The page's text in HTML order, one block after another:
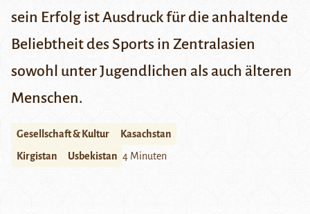
sein Erfolg ist Ausdruck für die anhaltende
Beliebtheit des Sports in Zentralasien
sowohl unter Jugendlichen als auch älteren
Menschen.
Gesellschaft & Kultur
Kasachstan
Kirgistan
Usbekistan 4 Minuten